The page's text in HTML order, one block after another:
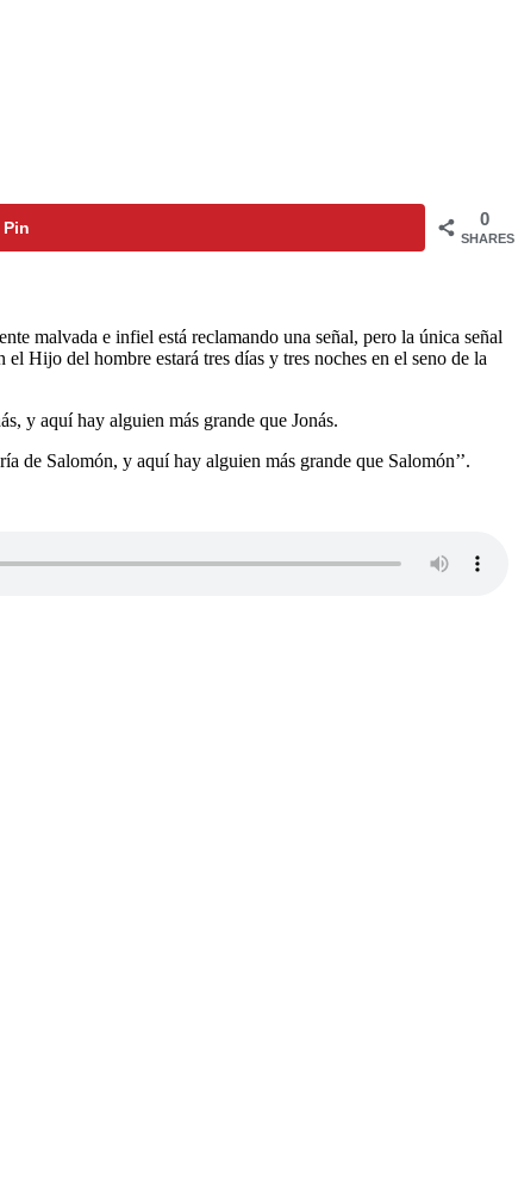
0
SHARES
Pin
malvada e infiel está reclamando una señal, pero la única señal
Hijo del hombre estará tres días y tres noches en el seno de la
y aquí hay alguien más grande que Jonás.
de Salomón, y aquí hay alguien más grande que Salomón’’.